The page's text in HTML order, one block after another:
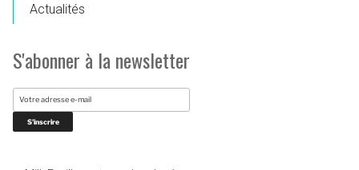
Actualités
S'abonner à la newsletter